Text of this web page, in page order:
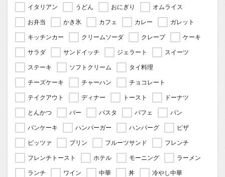
イタリアン
うどん おにぎり
オムライス
お弁当
かき氷 カフェ カレー
ガレット
キッチンカー
クリームソーダ クレープ
ケーキ
サラダ
サンドイッチ ジェラート
スイーツ
ステーキ
ソフトクリーム
タイ料理
チーズケーキ
チャーハン
チョコレート
テイクアウト
ディナー トースト
ドーナツ
とんかつ
バー パスタ パフェ
パン
パンケーキ
ハンバーガー ハンバーグ
ピザ
ピッツァ
プリン フルーツサンド
フレンチ
フレンチトースト
ホテル モーニング
ラーメン
ランチ
ワイン 中華 丼
冷やし中華